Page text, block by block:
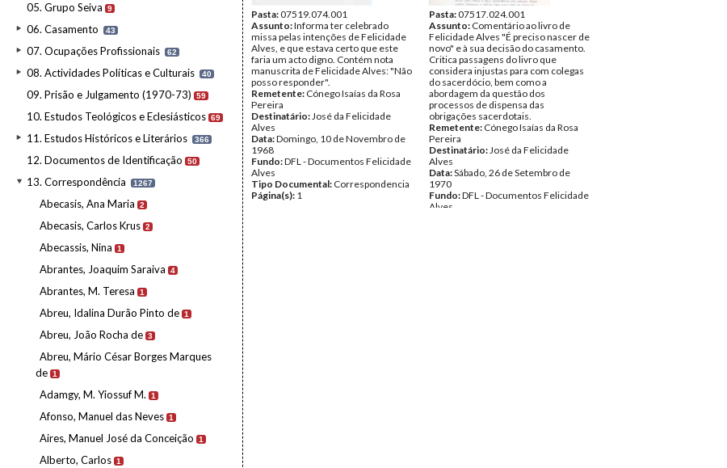
05. Grupo Seiva 9
06. Casamento 43
07. Ocupações Profissionais 62
08. Actividades Políticas e Culturais 40
09. Prisão e Julgamento (1970-73) 59
10. Estudos Teológicos e Eclesiásticos 69
11. Estudos Históricos e Literários 366
12. Documentos de Identificação 50
13. Correspondência 1267
Abecasis, Ana Maria 2
Abecasis, Carlos Krus 2
Abecassis, Nina 1
Abrantes, Joaquim Saraiva 4
Abrantes, M. Teresa 1
Abreu, Idalina Durão Pinto de 1
Abreu, João Rocha de 3
Abreu, Mário César Borges Marques
de 1
Adamgy, M. Yiossuf M. 1
Afonso, Manuel das Neves 1
Aires, Manuel José da Conceição 1
Alberto, Carlos 1
Pasta:07519.074.001
Assunto:Informa ter celebrado
missa pelas intenções de Felicidade
Alves, e que estava certo que este
faria um acto digno. Contém nota
manuscrita de Felicidade Alves: "Não
posso responder".
Remetente: Cónego Isaías da Rosa
Pereira
Destinatário:José da Felicidade
Alves
Data:Domingo, 10 de Novembro de
1968
Fundo:DFL - Documentos Felicidade
Alves
Tipo Documental: Correspondencia
Página(s): 1
Pasta:07517.024.001
Assunto: Comentário ao livro de
Felicidade Alves "É preciso nascer de
novo" e à sua decisão do casamento.
Critica passagens do livro que
considera injustas para com colegas
do sacerdócio, bem como a
abordagem da questão dos
processos de dispensa das
obrigações sacerdotais.
Remetente: Cónego Isaías da Rosa
Pereira
Destinatário:José da Felicidade
Alves
Data:Sábado, 26 de Setembro de
1970
Fundo:DFL - Documentos Felicidade
Alves